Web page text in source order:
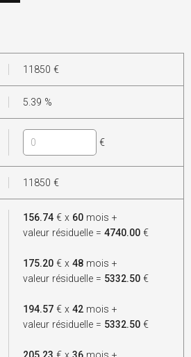
11850 €
5.39 %
€
11850 €
156.74 € x 60 mois +
valeur résiduelle =4740.00 €
175.20 € x48 mois +
valeur résiduelle = 5332.50 €
194.57 € x42 mois +
valeur résiduelle = 5332.50 €